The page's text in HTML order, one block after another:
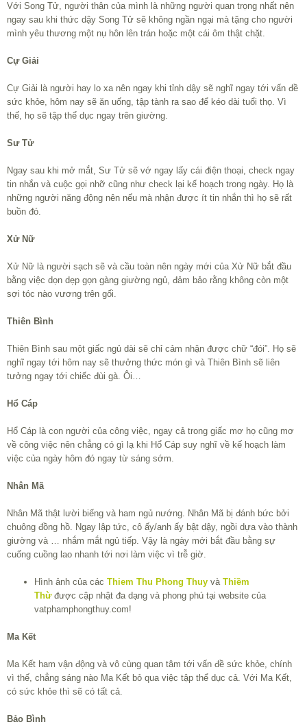
Với Song Tử, người thân của mình là những người quan trọng nhất nên
ngay sau khi thức dậy Song Tử sẽ không ngần ngại mà tặng cho người
mình yêu thương một nụ hôn lên trán hoặc một cái ôm thật chặt.
Cự Giải
Cự Giải là người hay lo xa nên ngay khi tỉnh dậy sẽ nghĩ ngay tới vấn đề
sức khỏe, hôm nay sẽ ăn uống, tập tành ra sao để kéo dài tuổi thọ. Vì
thế, họ sẽ tập thể dục ngay trên giường.
Sư Tử
Ngay sau khi mở mắt, Sư Tử sẽ vớ ngay lấy cái điện thoại, check ngay
tin nhắn và cuộc gọi nhỡ cũng như check lại kế hoạch trong ngày. Họ là
những người năng động nên nếu mà nhận được ít tin nhắn thì họ sẽ rất
buồn đó.
Xử Nữ
Xử Nữ là người sạch sẽ và cầu toàn nên ngày mới của Xử Nữ bắt đầu
bằng việc dọn dẹp gọn gàng giường ngủ, đảm bảo rằng không còn một
sợi tóc nào vương trên gối.
Thiên Bình
Thiên Bình sau một giấc ngủ dài sẽ chỉ cảm nhận được chữ “đói”. Họ sẽ
nghĩ ngay tới hôm nay sẽ thưởng thức món gì và Thiên Bình sẽ liên
tưởng ngay tới chiếc đùi gà. Ôi…
Hổ Cáp
Hổ Cáp là con người của công việc, ngay cả trong giấc mơ họ cũng mơ
về công việc nên chẳng có gì lạ khi Hổ Cáp suy nghĩ về kế hoạch làm
việc của ngày hôm đó ngay từ sáng sớm.
Nhân Mã
Nhân Mã thật lười biếng và ham ngủ nướng. Nhân Mã bị đánh bức bởi
chuông đồng hồ. Ngay lập tức, cô ấy/anh ấy bật dậy, ngồi dựa vào thành
giường và … nhắm mắt ngủ tiếp. Vậy là ngày mới bắt đầu bằng sự
cuống cuồng lao nhanh tới nơi làm việc vì trễ giờ.
Hình ảnh của các Thiem Thu Phong Thuy và Thiềm
Thừđược cập nhật đa dạng và phong phú tại website của
vatphamphongthuy.com!
Ma Kết
Ma Kết ham vận động và vô cùng quan tâm tới vấn đề sức khỏe, chính
vì thế, chẳng sáng nào Ma Kết bỏ qua việc tập thể dục cả. Với Ma Kết,
có sức khỏe thì sẽ có tất cả.
Bảo Bình